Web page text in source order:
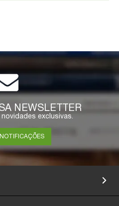
NEWSLETTER
exclusivas.